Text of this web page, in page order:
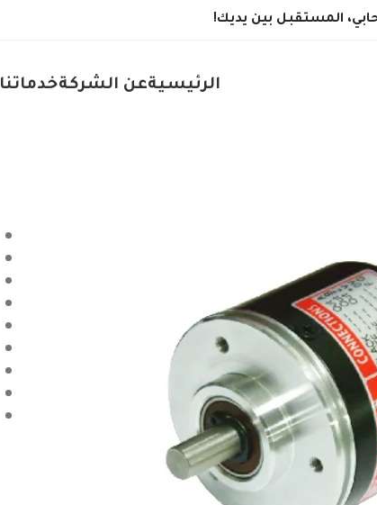
المستقبل بين يديك!
الرئيسيةعن الشركةخدماتنا